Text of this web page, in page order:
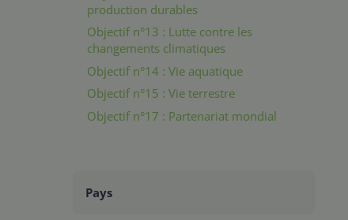
production durables
Objectif n°13 : Lutte contre les
changements climatiques
Objectif n°14 : Vie aquatique
Objectif n°15 : Vie terrestre
Objectif n°17 : Partenariat mondial
Pays